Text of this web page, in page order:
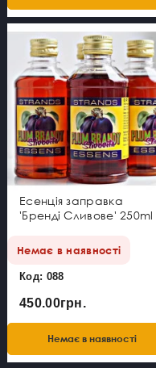
Есенція заправка
'Бренді Сливове' 250ml
Немає в наявності
Код: 088
450.00грн.
Немає в наявності